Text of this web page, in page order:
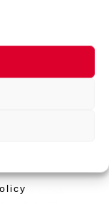
te e accedi
di